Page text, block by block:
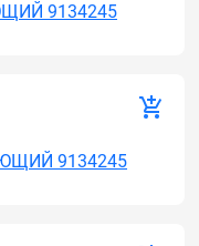
9134245
9134245